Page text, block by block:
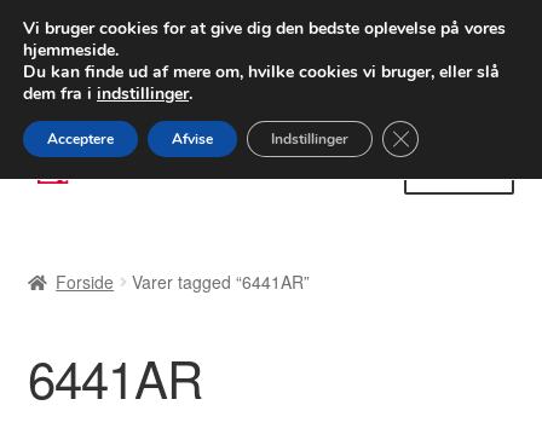
LEVERING fra 55 kr.
FEDEX verdensomspændende forsendelse
80 82 72 02
Spring
til
Spring
til
Betalinger
Kasse
Forside Varer tagged “6441AR”
6441AR
Vi bruger cookies for at give dig den bedste oplevelse på vores
hjemmeside.
Du kan finde ud af mere om, hvilke cookies vi bruger, eller slå
dem fra i indstillinger.
Acceptere Afvise Indstillinger Close GDPR